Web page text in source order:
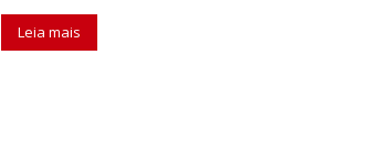
Leia mais